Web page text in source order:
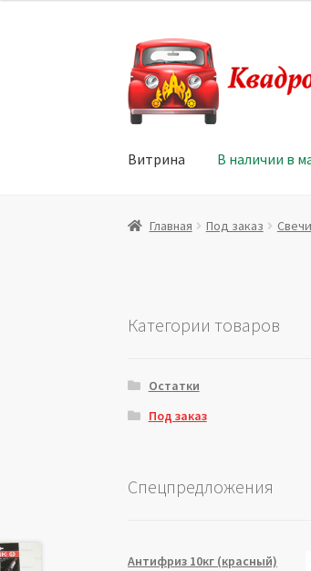
Перейти
к
навигации
Перейти
к
содержимому
Витрина В наличии в
Главная Витрина Мой аккаунт
Главная Под заказ
Категории товаров
Остатки
Под заказ
Спецпредложения
Антифриз 10кг (красный)